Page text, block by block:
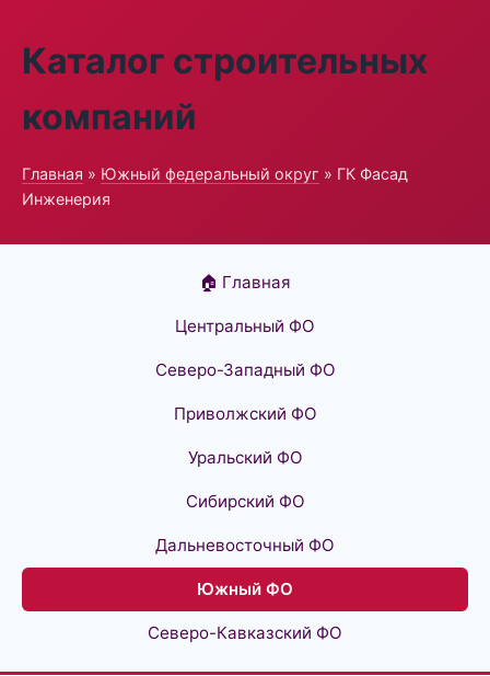
Каталог строительных
компаний
Главная » Южный федеральный округ » ГК Фасад
Инженерия
🏠 Главная
Центральный ФО
Северо-Западный ФО
Приволжский ФО
Уральский ФО
Сибирский ФО
Дальневосточный ФО
Южный ФО
Северо-Кавказский ФО